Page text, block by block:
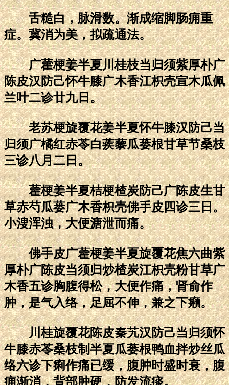
舌糙白，脉滑数。渐成缩脚肠痈重
症。冀消为美，拟疏通法。
广藿梗姜半夏川桂枝当归须紫厚朴广
陈皮汉防己怀牛膝广木香江枳壳宣木瓜佩
兰叶二诊廿九日。
老苏梗旋覆花姜半夏怀牛膝汉防己当
归须广橘红赤苓白蒺藜瓜蒌根甘草节桑枝
三诊八月二日。
藿梗姜半夏桔梗楂炭防己广陈皮生甘
草赤芍瓜蒌广木香枳壳佛手皮四诊三日。
小溲浑浊，大便溏泄而痛。
佛手皮广藿梗姜半夏旋覆花焦六曲紫
厚朴广陈皮当须归炒楂炭江枳壳粉甘草广
木香五诊胸腹得松，大便作痛，肾俞作
肿，是气入络，足屈不伸，兼之下癪。
川桂旋覆花陈皮秦艽汉防己当归须怀
牛膝赤苓桑枝制半夏瓜蒌根鸭血拌炒丝瓜
络六诊下痢作痛已缓，腹肿时盛时衰，腹
痈渐消，背部肿硬，防发流痰。